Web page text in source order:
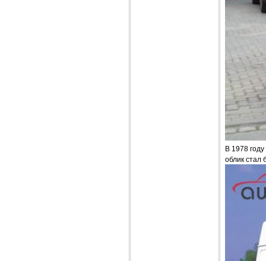
В 1978
облик стал